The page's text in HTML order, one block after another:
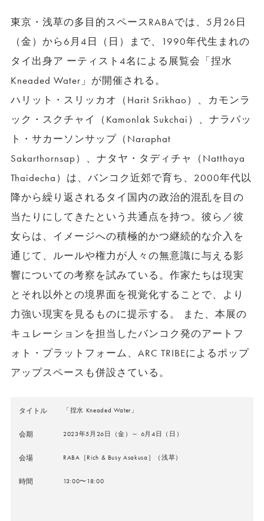
東京・浅草の多目的スペースRABAでは、5月26日
（金）から6月4日（日）まで、1990年代生まれの
タイ出身ア ーティスト4名による展覧会「捏水
Kneaded Water」が開催される。
ハリット・スリッカオ（Harit Srikhao）、カモンラ
ック・スクチャイ（Kamonlak Sukchai）、ナラパッ
ト・サカーソンサップ（Naraphat
Sakarthornsap）、ナタヤ・タディチャ（Natthaya
Thaidecha）は、バンコク近郊で育ち、2000年代以
降から繰り返されるタイ国内の政治的混乱を目の
当たりにしてきたという共通点を持つ。彼ら／彼
女らは、イメージへの積極的かつ継続的な介入を
通じて、ルールや権力が人々の無意識に与える影
響についての考察を試みている。作家たちは現実
とそれ以外との境界面を視覚化することで、より
力強い現実を見るものに提示する。 また、本展の
キュレーションを担当したバンコク発のアートフ
ォト・プラットフォーム、ARC TRIBEによるポップ
アップスペースも併設さている。
タイトル 「捏水 Kneaded Water」
会期 2023年5月26日（金）～ 6月4日（日）
会場 RABA［Rich & Busy Asakusa］（浅草）
時間 13:00〜18:00